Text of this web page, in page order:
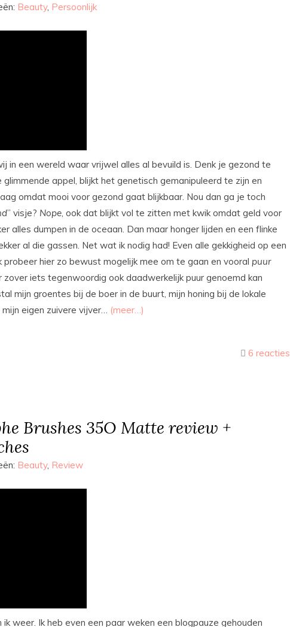
Beauty, Persoonlijk
in een wereld waar vrijwel alles al bevuild is. Denk je gezond te
glimmende appel, blijkt het genetisch gemanipuleerd te zijn en
omdat mooi voor gezond gaat blijkbaar. Nou dan ga je toch
” visje? Nope, ook dat blijkt vol te zitten met kwik omdat geld voor
alles dumpen in de oceaan. Dan maar honger lijden en een flinke
al die gassen. Net wat ik nodig had! Even alle gekkigheid op een
probeer hier zo bewust mogelijk mee om te gaan en vooral puur
iets tegenwoordig ook daadwerkelijk puur genoemd kan
mijn groentes bij de boer in de buurt, mijn honing bij de lokale
eigen zuivere vijver… (meer…)
6 reacties
Brushes 35O Matte review +
Beauty, Review
ik weer. Ik heb even een paar weken een blogpauze gehouden